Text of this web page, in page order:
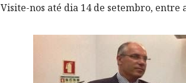
Visite-nos até dia 14 de setembro, entre